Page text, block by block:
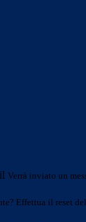
Verrà inviato un
Effettua il reset